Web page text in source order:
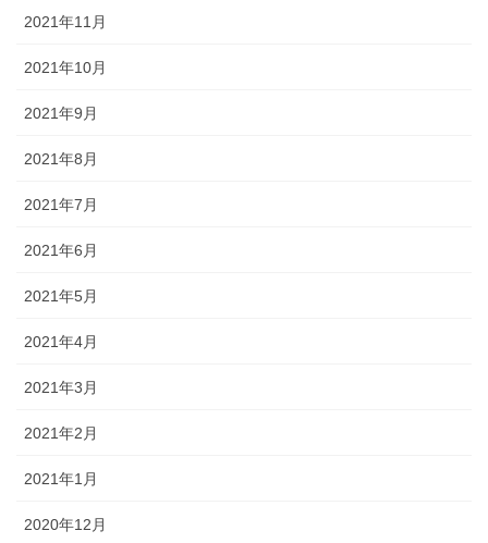
2021年11月
2021年10月
2021年9月
2021年8月
2021年7月
2021年6月
2021年5月
2021年4月
2021年3月
2021年2月
2021年1月
2020年12月